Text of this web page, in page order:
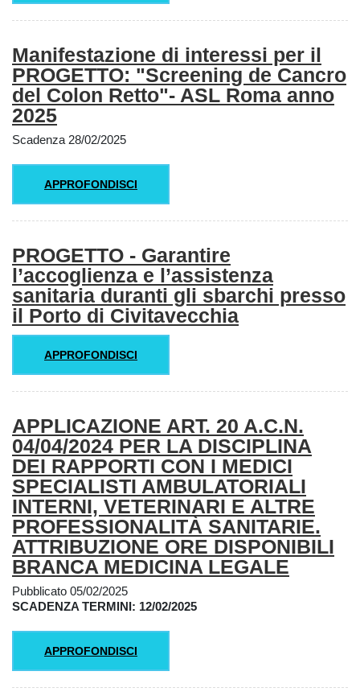
Manifestazione di interessi per il
PROGETTO: "Screening de Cancro
del Colon Retto"- ASL Roma anno
2025
Scadenza 28/02/2025
APPROFONDISCI
PROGETTO - Garantire
l’accoglienza e l’assistenza
sanitaria duranti gli sbarchi presso
il Porto di Civitavecchia
APPROFONDISCI
APPLICAZIONE ART. 20 A.C.N.
04/04/2024 PER LA DISCIPLINA
DEI RAPPORTI CON I MEDICI
SPECIALISTI AMBULATORIALI
INTERNI, VETERINARI E ALTRE
PROFESSIONALITÀ SANITARIE.
ATTRIBUZIONE ORE DISPONIBILI
BRANCA MEDICINA LEGALE
Pubblicato 05/02/2025
SCADENZA TERMINI: 12/02/2025
APPROFONDISCI